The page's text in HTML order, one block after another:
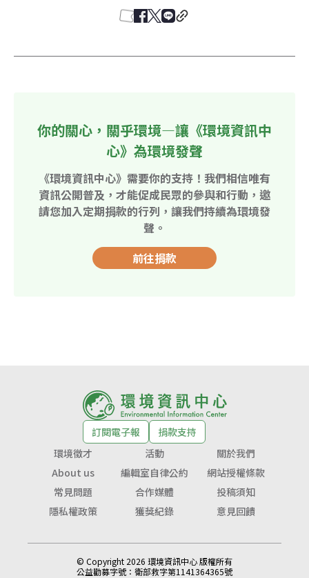
你的關心，關乎環境—讓《環境資訊中
心》為環境發聲
《環境資訊中心》需要你的支持！我們相信唯有
資訊公開普及，才能促成民眾的參與和行動，邀
請您加入定期捐款的行列，讓我們持續為環境發
聲。
前往捐款
訂閱電子報
捐款支持
環境徵才
活動
關於我們
About us
編輯室自律公約
網站授權條款
常見問題
合作媒體
投稿須知
隱私權政策
獲獎紀錄 意見回饋
© Copyright 2026 環境資訊中心 版權所有
公益勸募字號： 衛部救字第1141364365號